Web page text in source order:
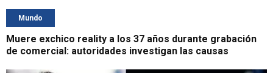
Mundo
Muere exchico reality a los 37 años durante grabación
de comercial: autoridades investigan las causas